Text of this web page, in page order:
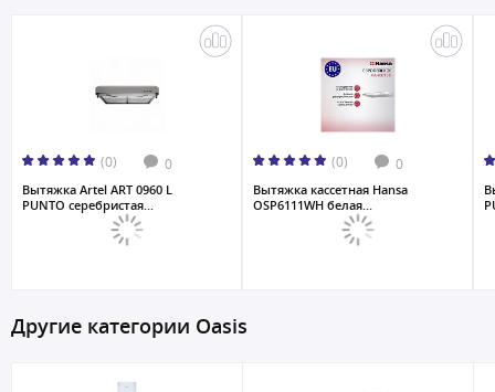
(0) 0
Вытяжка Artel ART 0960 L
PUNTO серебристая...
(0) 0
Вытяжка кассетная Hansa
OSP6111WH белая...
Другие категории Oasis